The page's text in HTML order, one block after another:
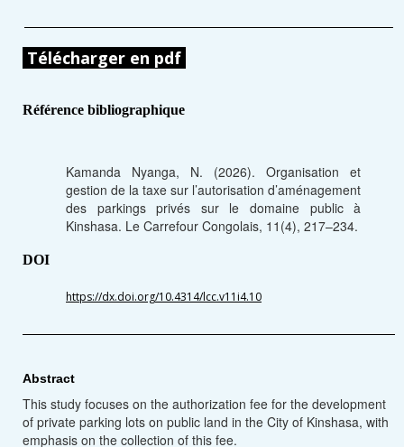
Télécharger en pdf
Référence bibliographique
Kamanda Nyanga, N. (2026). Organisation et
gestion de la taxe sur l’autorisation d’aménagement
des parkings privés sur le domaine public à
Kinshasa. Le Carrefour Congolais, 11(4), 217–234.
DOI
https://dx.doi.org/10.4314/lcc.v11i4.10
Abstract
This study focuses on the authorization fee for the development
of private parking lots on public land in the City of Kinshasa, with
emphasis on the collection of this fee.